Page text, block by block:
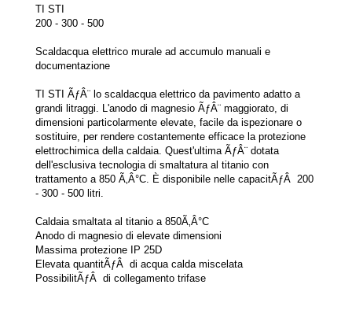
TI STI
200 - 300 - 500
Scaldacqua elettrico murale ad accumulo manuali e
documentazione
TI STI ÃƒÂ¨ lo scaldacqua elettrico da pavimento adatto a
grandi litraggi. L'anodo di magnesio ÃƒÂ¨ maggiorato, di
dimensioni particolarmente elevate, facile da ispezionare o
sostituire, per rendere costantemente efficace la protezione
elettrochimica della caldaia. Quest'ultima ÃƒÂ¨ dotata
dell'esclusiva tecnologia di smaltatura al titanio con
trattamento a 850 Ã‚Â°C. È disponibile nelle capacitÃƒÂ 200
- 300 - 500 litri.
Caldaia smaltata al titanio a 850Ã‚Â°C
Anodo di magnesio di elevate dimensioni
Massima protezione IP 25D
Elevata quantitÃƒÂ di acqua calda miscelata
PossibilitÃƒÂ di collegamento trifase